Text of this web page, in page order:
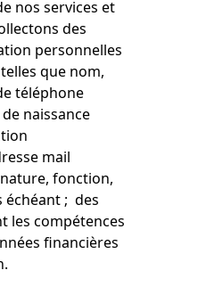
nos services et
des
personnelles
que nom,
téléphone
naissance
mail
fonction,
échéant ; des
les compétences
financières